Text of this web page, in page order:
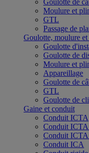
Goulotte de
Moulure et
GTL
Passage de
Goulotte, moulure
Goulotte
Goulotte de
Moulure et
Appareillage
Goulotte de
GTL
Goulotte de
Gaine et conduit
Conduit ICTA
Conduit
Conduit
Conduit ICA